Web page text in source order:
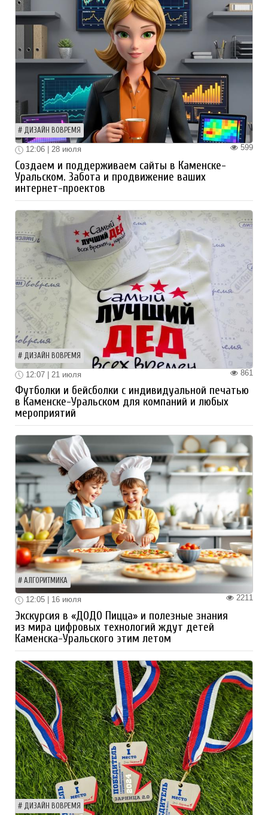
ДИЗАЙН ВОВРЕМЯ
599
12:06 | 28 июля
Создаем и поддерживаем сайты в Каменске-
Уральском. Забота и продвижение ваших
интернет-проектов
ДИЗАЙН ВОВРЕМЯ
861
12:07 | 21 июля
Футболки и бейсболки с индивидуальной печатью
в Каменске-Уральском для компаний и любых
мероприятий
АЛГОРИТМИКА
2211
12:05 | 16 июля
Экскурсия в «ДОДО Пицца» и полезные знания
из мира цифровых технологий ждут детей
Каменска-Уральского этим летом
ДИЗАЙН ВОВРЕМЯ